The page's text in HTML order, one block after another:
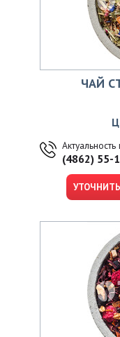
ЧАЙ
(4862) 55-